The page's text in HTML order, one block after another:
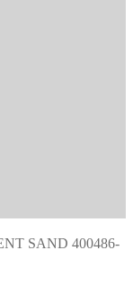
SAND 400486-